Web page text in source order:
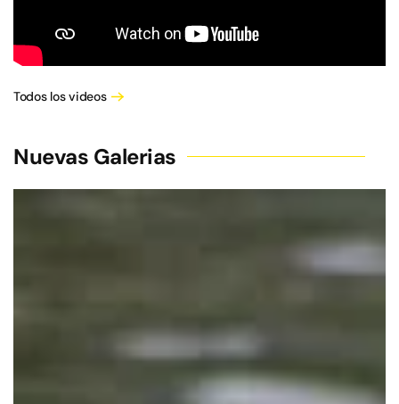
Todos los videos
Nuevas Galerias